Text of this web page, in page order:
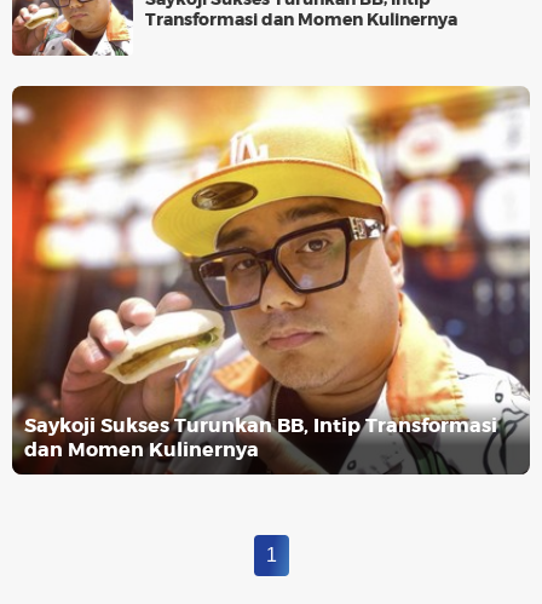
Transformasi dan Momen Kulinernya
Saykoji Sukses Turunkan BB, Intip Transformasi
dan Momen Kulinernya
1